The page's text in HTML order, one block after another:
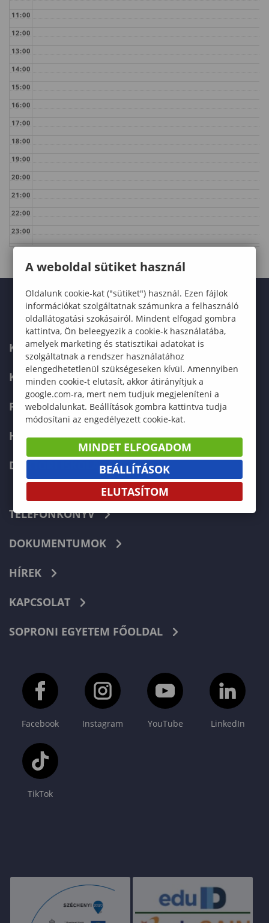
11:00
12:00
13:00
14:00
15:00
16:00
17:00
18:00
19:00
20:00
21:00
22:00
23:00
KARUNK
KÉPZÉSEK
FELVÉTELIZŐKNEK
HALLGATÓKNAK
DOKTORI ISKOLA
TELEFONKÖNYV
DOKUMENTUMOK
HÍREK
KAPCSOLAT
SOPRONI EGYETEM FŐOLDAL
Facebook Instagram YouTube LinkedIn
TikTok
A weboldal sütiket használ
Oldalunk cookie-kat ("sütiket") használ. Ezen fájlok
információkat szolgáltatnak számunkra a felhasználó
oldallátogatási szokásairól. Mindent elfogad gombra
kattintva, Ön beleegyezik a cookie-k használatába,
amelyek marketing és statisztikai adatokat is
szolgáltatnak a rendszer használatához
elengedhetetlenül szükségeseken kívül. Amennyiben
minden cookie-t elutasít, akkor átirányítjuk a
google.com-ra, mert nem tudjuk megjeleníteni a
weboldalunkat. Beállítások gombra kattintva tudja
módosítani az engedélyezett cookie-kat.
MINDET ELFOGADOM
BEÁLLÍTÁSOK
ELUTASÍTOM